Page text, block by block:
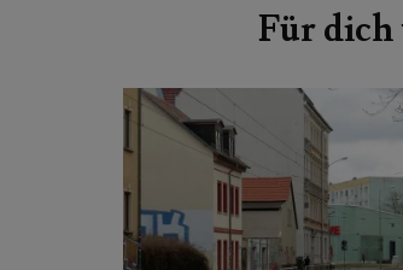
Für dich